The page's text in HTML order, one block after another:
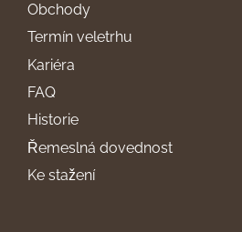
Obchody
Termín veletrhu
Kariéra
FAQ
Historie
Řemeslná dovednost
Ke stažení